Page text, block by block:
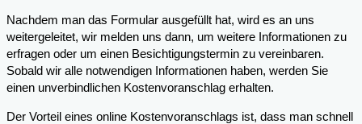
Nachdem man das Formular ausgefüllt hat, wird es an uns
weitergeleitet, wir melden uns dann, um weitere Informationen zu
erfragen oder um einen Besichtigungstermin zu vereinbaren.
Sobald wir alle notwendigen Informationen haben, werden Sie
einen unverbindlichen Kostenvoranschlag erhalten.
Der Vorteil eines online Kostenvoranschlags ist, dass man schnell